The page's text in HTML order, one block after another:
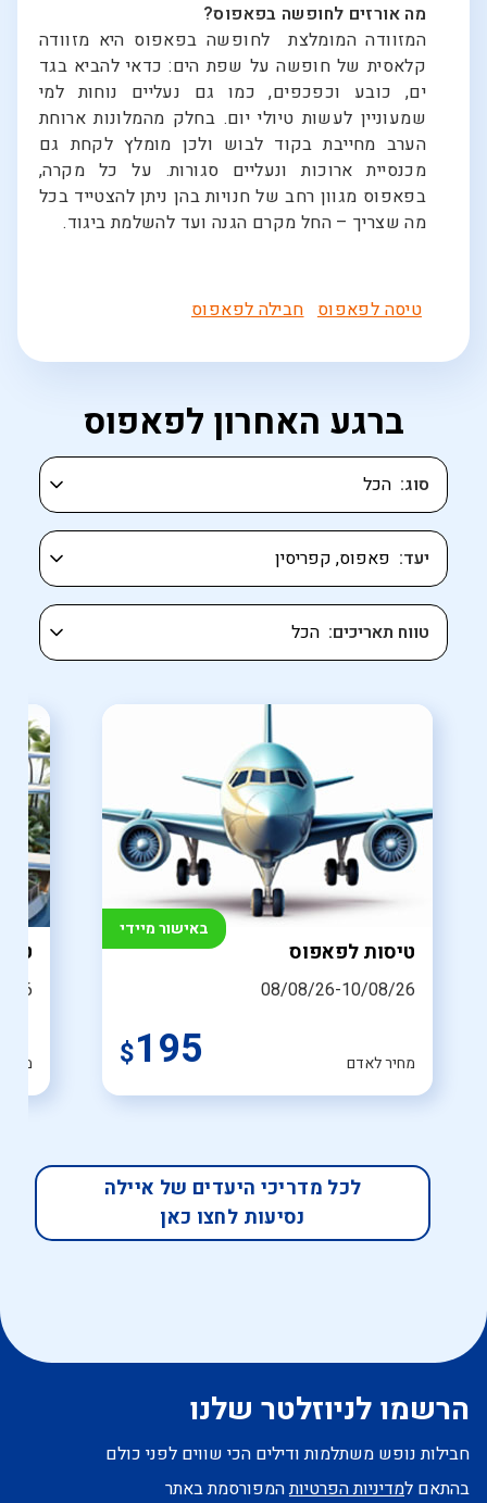
מה אורזים לחופשה בפאפוס?
המזוודה המומלצת לחופשה בפאפוס היא מזוודה
קלאסית של חופשה על שפת הים: כדאי להביא בגד
ים, כובע וכפכפים, כמו גם נעליים נוחות למי
שמעוניין לעשות טיולי יום. בחלק מהמלונות ארוחת
הערב מחייבת בקוד לבוש ולכן מומלץ לקחת גם
מכנסיית ארוכות ונעליים סגורות. על כל מקרה,
בפאפוס מגוון רחב של חנויות בהן ניתן להצטייד בכל
מה שצריך – החל מקרם הגנה ועד להשלמת ביגוד.
טיסה לפאפוס חבילה לפאפוס
ברגע האחרון לפאפוס
יעד
סוג
טווח תאריכים
טיסות לפאפוס
08/08/26-10/08/26
$195
באישור מיידי
מחיר לאדם
26
לכל מדריכי היעדים של איילה
נסיעות לחצו כאן
הרשמו לניוזלטר שלנו
חבילות נופש משתלמות ודילים הכי שווים לפני כולם
בהתאם למדיניות הפרטיותהמפורסמת באתר